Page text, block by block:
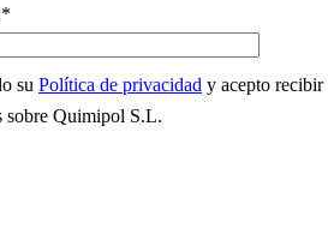
su Política de privacidad y acepto recibir
sobre Quimipol S.L.